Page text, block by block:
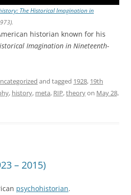
The Historical Imagination in
historian known for his
Imagination in Nineteenth-
and tagged 1928, 19th
, history, meta, RIP,theoryon May 28,
– 2015)
psychohistorian.